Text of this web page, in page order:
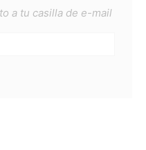
a tu casilla de e-mail